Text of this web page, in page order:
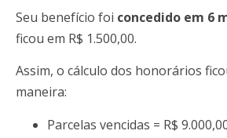
Seu benefício foi concedido em 6
ficou em R$ 1.500,00.
Assim, o cálculo dos honorários
maneira:
Parcelas vencidas = R$